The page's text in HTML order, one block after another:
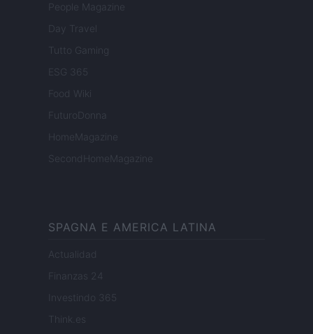
People Magazine
Day Travel
Tutto Gaming
ESG 365
Food Wiki
FuturoDonna
HomeMagazine
SecondHomeMagazine
SPAGNA E AMERICA LATINA
Actualidad
Finanzas 24
Investindo 365
Think.es